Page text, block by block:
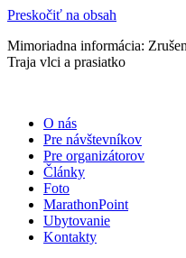
Preskočiť na obsah
Mimoriadna informácia:
Traja vlci a prasiatko
O nás
Pre návštevníkov
Pre organizátorov
Články
Foto
MarathonPoint
Ubytovanie
Kontakty